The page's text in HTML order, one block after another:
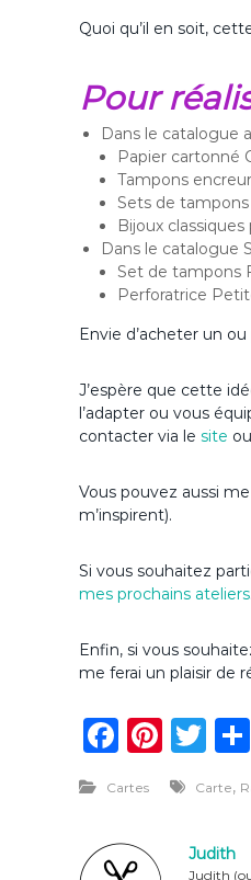
Quoi qu’il en soit,
Pour
Dans le catalogue
Papier cartonné
Tampons
Sets de tampons
Bijoux classiques
Dans le catalogue
Set de tampons
Perforatrice
Envie d’acheter un
J’espère que cette
l’adapter ou vous
contacter via le site
Vous pouvez aussi
m’inspirent).
Si vous souhaitez
mes prochains ateliers
Enfin, si vous
me ferai un plaisir de
F
c
e
Pi
n
te
re
T
it
te
Cartes Carte,
Judith
Judith